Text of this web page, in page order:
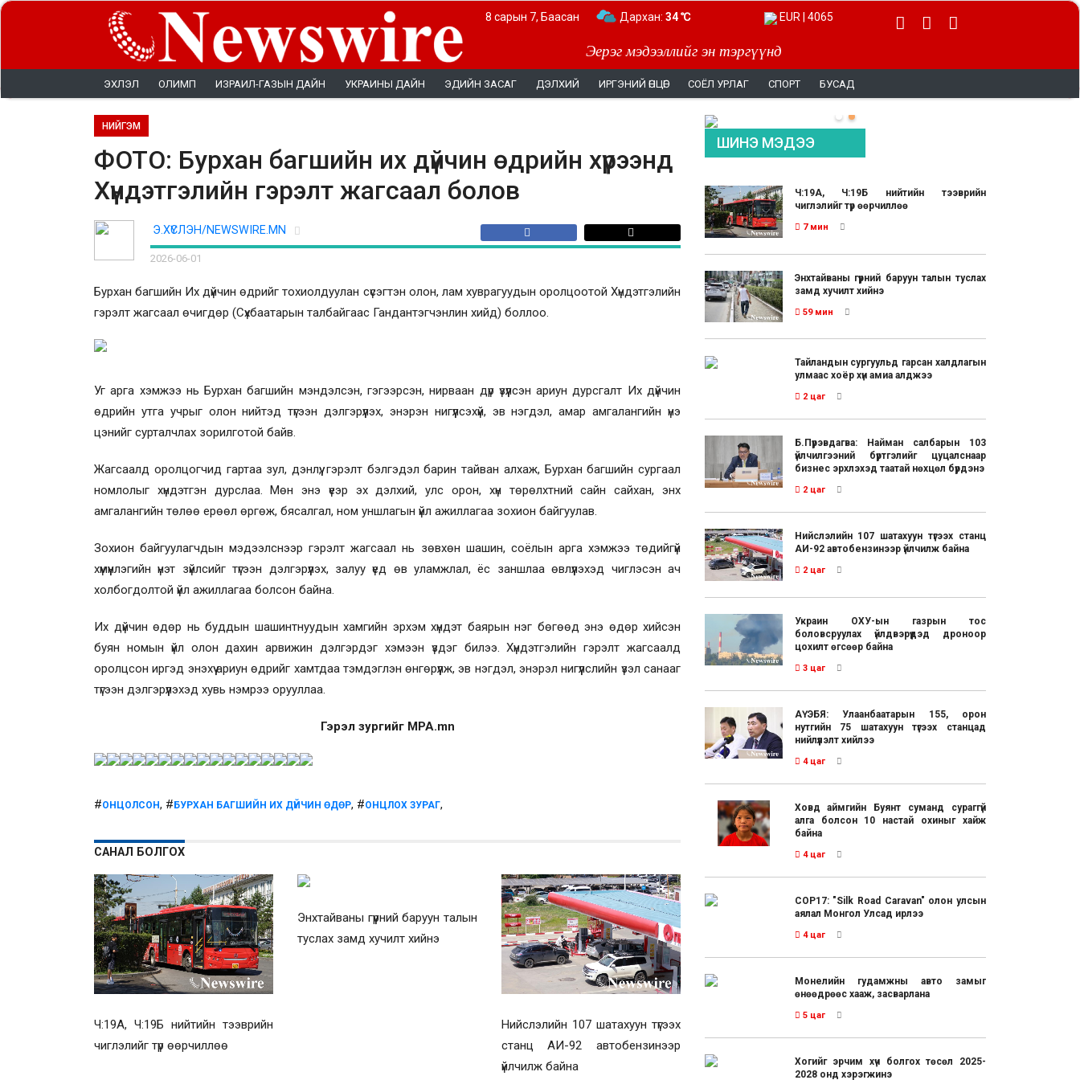
Эерэг мэдээллийг эн тэргүүнд
8 сарын 7, Баасан Дархан: 34 ℃ EUR | 4065
ЭХЛЭЛ ОЛИМП ИЗРАИЛ-ГАЗЫН ДАЙН УКРАИНЫ ДАЙН ЭДИЙН ЗАСАГ ДЭЛХИЙ ИРГЭНИЙ ӨНЦӨГ СОЁЛ УРЛАГ СПОРТ БУСАД
НИЙГЭМ
ФОТО: Бурхан багшийн их дүйчин өдрийн хүрээнд
Хүндэтгэлийн гэрэлт жагсаал болов
Э.ХҮСЛЭН/NEWSWIRE.MN
2026-06-01
Бурхан багшийн Их дүйчин өдрийг тохиолдуулан сүсэгтэн олон, лам хуврагуудын оролцоотой Хүндэтгэлийн
гэрэлт жагсаал өчигдөр (Сүхбаатарын талбайгаас Гандантэгчэнлин хийд) боллоо.
Уг арга хэмжээ нь Бурхан багшийн мэндэлсэн, гэгээрсэн, нирваан дүр үзүүлсэн ариун дурсгалт Их дүйчин
өдрийн утга учрыг олон нийтэд түгээн дэлгэрүүлэх, энэрэн нигүүлсэхүй, эв нэгдэл, амар амгалангийн үнэ
цэнийг сурталчлах зорилготой байв.
Жагсаалд оролцогчид гартаа зул, дэнлүү, гэрэлт бэлгэдэл барин тайван алхаж, Бурхан багшийн сургаал
номлолыг хүндэтгэн дурслаа. Мөн энэ үеэр эх дэлхий, улс орон, хүн төрөлхтний сайн сайхан, энх
амгалангийн төлөө ерөөл өргөж, бясалгал, ном уншлагын үйл ажиллагаа зохион байгуулав.
Зохион байгуулагчдын мэдээлснээр гэрэлт жагсаал нь зөвхөн шашин, соёлын арга хэмжээ төдийгүй
хүмүүнлэгийн үнэт зүйлсийг түгээн дэлгэрүүлэх, залуу үед өв уламжлал, ёс заншлаа өвлүүлэхэд чиглэсэн ач
холбогдолтой үйл ажиллагаа болсон байна.
Их дүйчин өдөр нь буддын шашинтнуудын хамгийн эрхэм хүндэт баярын нэг бөгөөд энэ өдөр хийсэн
буян номын үйл олон дахин арвижин дэлгэрдэг хэмээн үздэг билээ. Хүндэтгэлийн гэрэлт жагсаалд
оролцсон иргэд энэхүү ариун өдрийг хамтдаа тэмдэглэн өнгөрүүлж, эв нэгдэл, энэрэл нигүүлслийн үзэл санааг
түгээн дэлгэрүүлэхэд хувь нэмрээ орууллаа.
Гэрэл зургийг MPA.mn
#ОНЦОЛСОН, # БУРХАН БАГШИЙН ИХ ДҮЙЧИН ӨДӨР, #ОНЦЛОХ ЗУРАГ,
САНАЛ БОЛГОХ
Ч:19А, Ч:19Б нийтийн тээврийн
чиглэлийг түр өөрчиллөө
Энхтайваны гүүрний баруун талын
туслах замд хучилт хийнэ
Нийслэлийн 107 шатахуун түгээх
станц АИ-92 автобензинээр
үйлчилж байна
ШИНЭ МЭДЭЭ
Ч:19А, Ч:19Б нийтийн тээврийн
чиглэлийг түр өөрчиллөө
7 мин
Энхтайваны гүүрний баруун талын туслах
замд хучилт хийнэ
59 мин
Тайландын сургуульд гарсан халдлагын
улмаас хоёр хүн амиа алджээ
2 цаг
Б.Пүрэвдагва: Найман салбарын 103
үйлчилгээний бүртгэлийг цуцалснаар
бизнес эрхлэхэд таатай нөхцөл бүрдэнэ
2 цаг
Нийслэлийн 107 шатахуун түгээх станц
АИ-92 автобензинээр үйлчилж байна
2 цаг
Украин ОХУ-ын газрын тос
боловсруулах үйлдвэрүүдэд дроноор
цохилт өгсөөр байна
3 цаг
АҮЭБЯ: Улаанбаатарын 155, орон
нутгийн 75 шатахуун түгээх станцад
нийлүүлэлт хийлээ
4 цаг
Ховд аймгийн Буянт суманд сураггүй
алга болсон 10 настай охиныг хайж
байна
4 цаг
COP17: "Silk Road Caravan" олон улсын
аялал Монгол Улсад ирлээ
4 цаг
Монелийн гудамжны авто замыг
өнөөдрөөс хааж, засварлана
5 цаг
Хогийг эрчим хүч болгох төсөл 2025-
2028 онд хэрэгжинэ